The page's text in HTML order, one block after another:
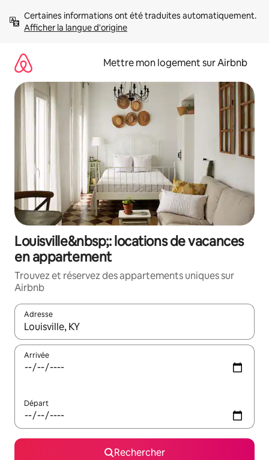
directement
Afficher la langue d'origine
Mettre mon logement sur Airbnb
Louisville&nbsp;: locations de vacances
en appartement
Trouvez et réservez des appartements uniques sur
Airbnb
Adresse
Lorsque les résultats s'affichent, utilisez les flèches vers le
Arrivée
Départ
Rechercher